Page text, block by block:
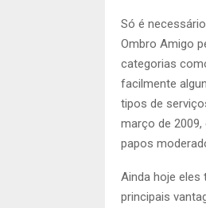
Só é
Ombro Amigo
categorias
facilmente
tipos de
março de 2009,
papos
Ainda hoje eles
principais